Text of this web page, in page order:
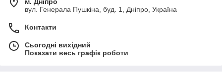
вул. Генерала Пушкіна, буд. 1, Дніпро, Україна
Контакти
Сьогодні вихідний
Показати весь графік роботи